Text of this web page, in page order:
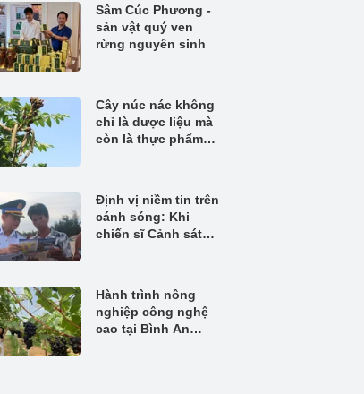
Sâm Cúc Phương -
sản vật quý ven
rừng nguyên sinh
Cây núc nác không
chỉ là dược liệu mà
còn là thực phẩm
Định vị niềm tin trên
cánh sóng: Khi
chiến sĩ Cảnh sát
Hành trình nông
nghiệp công nghệ
cao tại Bình An